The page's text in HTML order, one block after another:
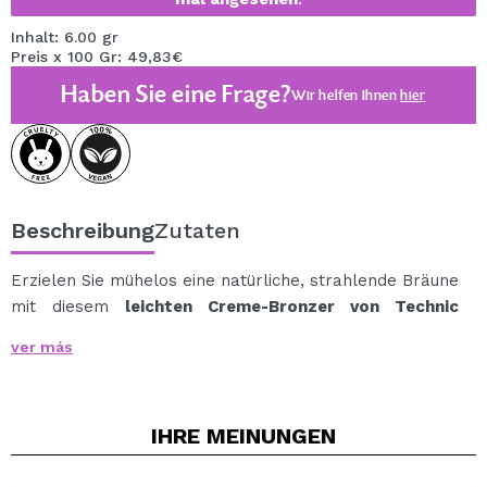
Inhalt: 6.00 gr
Preis x 100 Gr: 49,83€
Haben Sie eine Frage?Wir helfen Ihnenhier
BeschreibungZutaten
Erzielen Sie mühelos eine natürliche, strahlende Bräune
mit diesem leichten Creme-Bronzer von Technic
und Definition verleiht.
Ihrem Gesicht einen gesunden Glanz verleiht.
ver más
IHRE MEINUNGEN